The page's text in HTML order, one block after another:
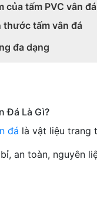
của tấm PVC vân đá
thước tấm vân đá
đa dạng
Đá Là Gì?
đá là vật liệu trang
an toàn, nguyên